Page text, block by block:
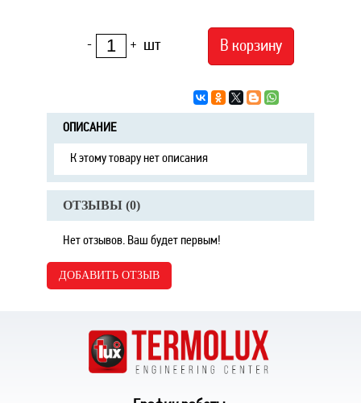
- + шт В корзину
ОПИСАНИЕ
К этому товару нет описания
ОТЗЫВЫ (0)
Нет отзывов. Ваш будет первым!
ДОБАВИТЬ ОТЗЫВ